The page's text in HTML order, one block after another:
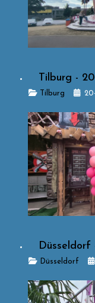
Tilburg -
Details
Tilburg
Düsseldorf
DetailsDüsseldorf